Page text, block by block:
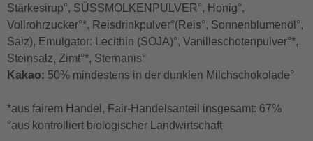
Stärkesirup°, SÜSSMOLKENPULVER°, Honig°,
Vollrohrzucker°*, Reisdrinkpulver°(Reis°, Sonnenblumenöl°,
Salz), Emulgator: Lecithin (SOJA)°, Vanilleschotenpulver°*,
Steinsalz, Zimt°*, Sternanis°
Kakao: 50% mindestens in der dunklen Milchschokolade°
*aus fairem Handel, Fair-Handelsanteil insgesamt: 67%
°aus kontrolliert biologischer Landwirtschaft